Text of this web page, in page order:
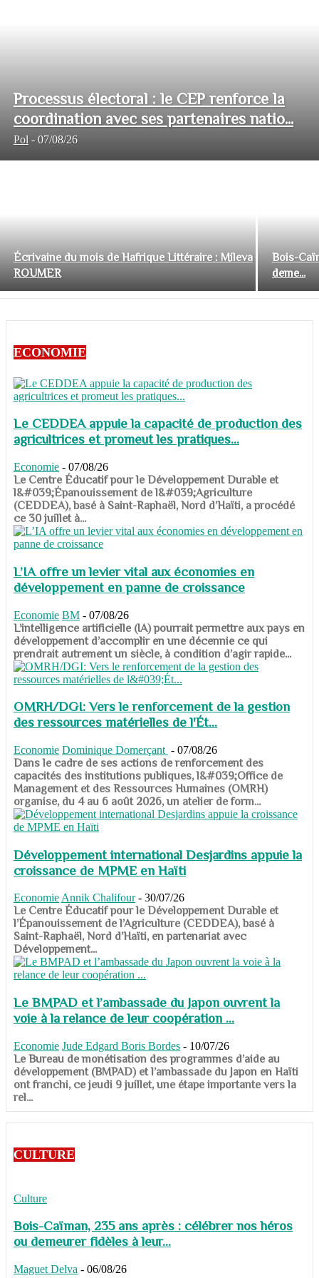
Processus électoral : le CEP renforce la
coordination avec ses partenaires natio...
Pol - 07/08/26
Écrivaine du mois de Hafrique Littéraire : Mileva
ROUMER
Bois-
deme...
ECONOMIE
Le CEDDEA appuie la capacité de production des
agricultrices et promeut les pratiques...
Economie - 07/08/26
​​​​​​​Le Centre Éducatif pour le Développement Durable et
l&#039;Épanouissement de l&#039;Agriculture
(CEDDEA), basé à Saint-Raphaël, Nord d’Haïti, a procédé
ce 30 juillet à...
L’IA offre un levier vital aux économies en
développement en panne de croissance
Economie BM - 07/08/26
​​​​​​​L’intelligence artificielle (IA) pourrait permettre aux pays en
développement d’accomplir en une décennie ce qui
prendrait autrement un siècle, à condition d’agir rapide...
OMRH/DGI: Vers le renforcement de la gestion
des ressources matérielles de l'Ét...
Economie Dominique Domerçant - 07/08/26
Dans le cadre de ses actions de renforcement des
capacités des institutions publiques, l&#039;Office de
Management et des Ressources Humaines (OMRH)
organise, du 4 au 6 août 2026, un atelier de form...
Développement international Desjardins appuie la
croissance de MPME en Haïti
Economie Annik Chalifour - 30/07/26
​​​​​​​Le Centre Éducatif pour le Développement Durable et
l’Épanouissement de l’Agriculture (CEDDEA), basé à
Saint-Raphaël, Nord d’Haïti, en partenariat avec
Développement...
Le BMPAD et l’ambassade du Japon ouvrent la
voie à la relance de leur coopération ...
Economie Jude Edgard Boris Bordes - 10/07/26
​​​​​​​Le Bureau de monétisation des programmes d’aide au
développement (BMPAD) et l’ambassade du Japon en Haïti
ont franchi, ce jeudi 9 juillet, une étape importante vers la
rel...
CULTURE
Culture
Bois-Caïman, 235 ans après : célébrer nos héros
ou demeurer fidèles à leur...
Maguet Delva - 06/08/26